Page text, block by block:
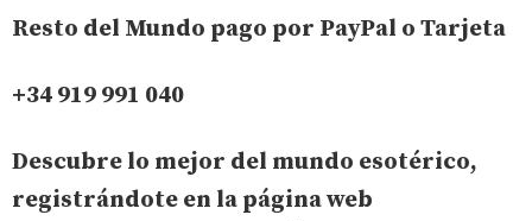
Resto del Mundo pago por PayPal o Tarjeta
+34 919 991 040
Descubre lo mejor del mundo esotérico,
registrándote en la página web